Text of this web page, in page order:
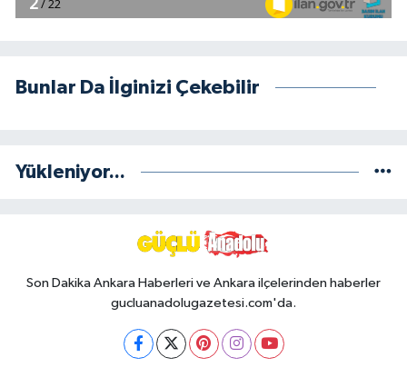
Bunlar Da İlginizi Çekebilir
Yükleniyor...
Son Dakika Ankara Haberleri ve Ankara ilçelerinden haberler
gucluanadolugazetesi.com'da.